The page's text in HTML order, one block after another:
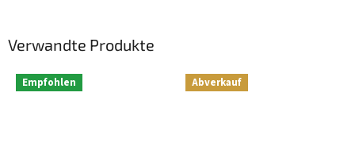
Verwandte Produkte
Empfohlen Abverkauf